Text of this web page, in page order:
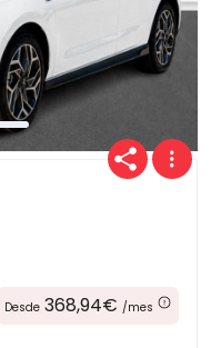
Desde 368,94€ /mes